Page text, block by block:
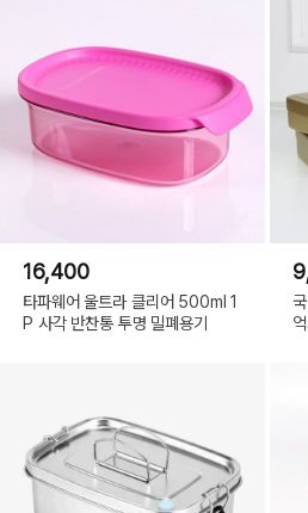
16,400
타파웨어 울트라 클리어 500ml 1
P 사각 반찬통 투명 밀폐용기